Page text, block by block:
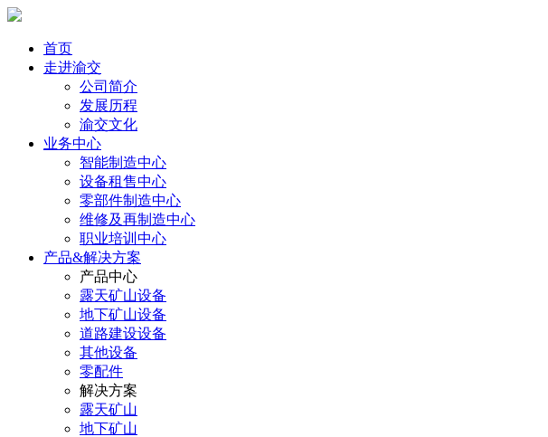
首页
走进渝交
公司简介
发展历程
渝交文化
业务中心
智能制造中心
设备租售中心
零部件制造中心
维修及再制造中心
职业培训中心
产品&解决方案
产品中心
露天矿山设备
地下矿山设备
道路建设设备
其他设备
零配件
解决方案
露天矿山
地下矿山